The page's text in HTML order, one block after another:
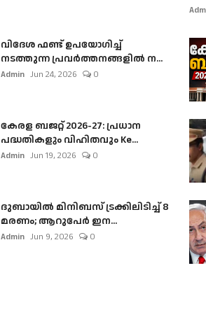
വിദേശ ഫണ്ട് ഉപയോഗിച്ച്
നടത്തുന്ന പ്രവർത്തനങ്ങളിൽ ന...
Admin Jun 24, 2026 0
കേരള ബജറ്റ് 2026-27: പ്രധാന
പദ്ധതികളും വിഹിതവും Ke...
Admin Jun 19, 2026 0
ദുബായിൽ മിനിബസ്​ ട്രക്കിലിടിച്ച് 8
മരണം; ആറുപേർ ഇന...
Admin Jun 9, 2026 0